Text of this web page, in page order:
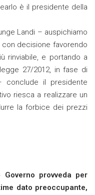
è il presidente della
Landi – auspichiamo
decisione favorendo
rinviabile, e portando a
27/2012, in fase di
conclude il presidente
riesca a realizzare un
la forbice dei prezzi
Governo provveda per
dato preoccupante,